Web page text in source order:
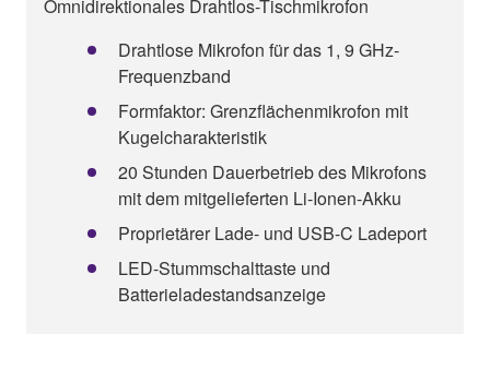
Omnidirektionales Drahtlos-Tischmikrofon
Drahtlose Mikrofon für das 1, 9 GHz-
Frequenzband
Formfaktor: Grenzflächenmikrofon mit
Kugelcharakteristik
20 Stunden Dauerbetrieb des Mikrofons
mit dem mitgelieferten Li-Ionen-Akku
Proprietärer Lade- und USB-C Ladeport
LED-Stummschalttaste und
Batterieladestandsanzeige